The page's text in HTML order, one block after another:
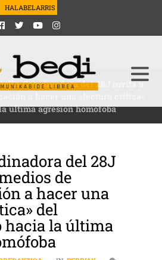
HALABELARRIS
Coordinadora del 28J invita a
última agresión homófoba
del 28J
de
a hacer una
del
hacia la última